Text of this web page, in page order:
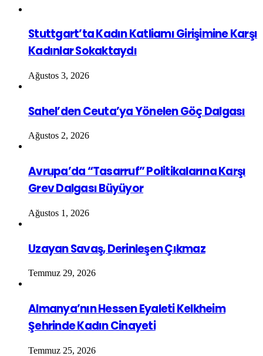
Stuttgart’ta Kadın Katliamı Girişimine Karşı
Kadınlar Sokaktaydı
Ağustos 3, 2026
Sahel’den Ceuta’ya Yönelen Göç Dalgası
Ağustos 2, 2026
Avrupa’da “Tasarruf” Politikalarına Karşı
Grev Dalgası Büyüyor
Ağustos 1, 2026
Uzayan Savaş, Derinleşen Çıkmaz
Temmuz 29, 2026
Almanya’nın Hessen Eyaleti Kelkheim
Şehrinde Kadın Cinayeti
Temmuz 25, 2026